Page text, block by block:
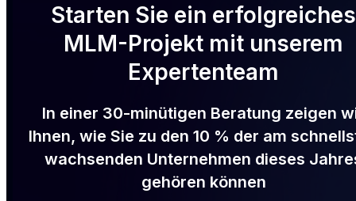
Starten Sie ein erfolgreiches
MLM-Projekt mit unserem
Expertenteam
In einer 30-minütigen Beratung zeigen
Ihnen, wie Sie zu den 10 % der am
wachsenden Unternehmen dieses
gehören können